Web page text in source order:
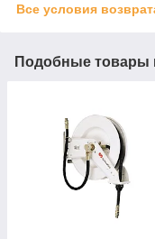
Все условия
Подобные товары